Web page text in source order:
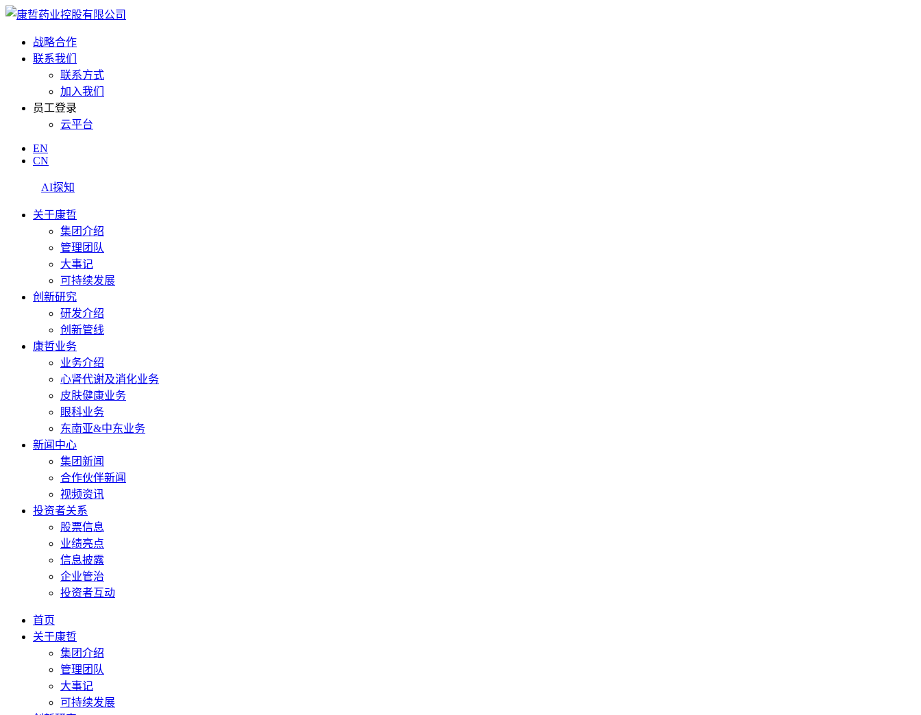
战略合作
联系我们
联系方式
加入我们
员工登录
云平台
EN
CN
AI探知
关于康哲
集团介绍
管理团队
大事记
可持续发展
创新研究
研发介绍
创新管线
康哲业务
业务介绍
心肾代谢及消化业务
皮肤健康业务
眼科业务
东南亚&中东业务
新闻中心
集团新闻
合作伙伴新闻
视频资讯
投资者关系
股票信息
业绩亮点
信息披露
企业管治
投资者互动
首页
关于康哲
集团介绍
管理团队
大事记
可持续发展